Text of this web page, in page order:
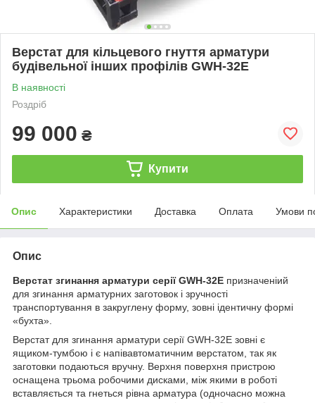
Верстат для кільцевого гнуття арматури
будівельної інших профілів GWH-32E
В наявності
Роздріб
99 000 ₴
Купити
Опис Характеристики Доставка Оплата Умови
Опис
Верстат згинання арматури серії GWH-32E призначеніий
для згинання арматурних заготовок і зручності
транспортування в закруглену форму, зовні ідентичну формі
«бухта».
Верстат для згинання арматури серії GWH-32E зовні є
ящиком-тумбою і є напівавтоматичним верстатом, так як
заготовки подаються вручну. Верхня поверхня пристрою
оснащена трьома робочими дисками, між якими в роботі
вставляється та гнеться рівна арматура (одночасно можна